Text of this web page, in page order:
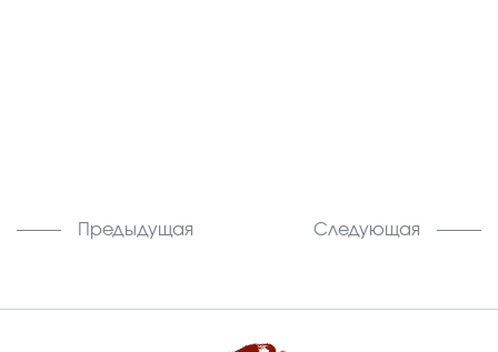
Предыдущая Следующая